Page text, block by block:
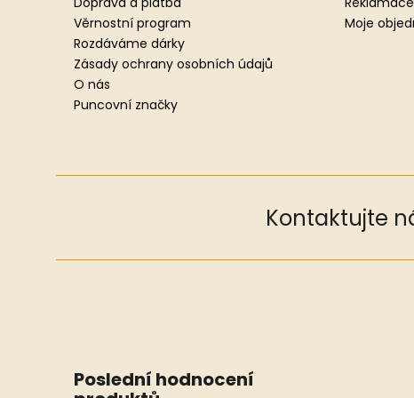
Věrnostní program
Rozdáváme dárky
Zásady ochrany osobních údajů
O nás
Puncovní značky
Moje
Kontaktujte
Poslední hodnocení